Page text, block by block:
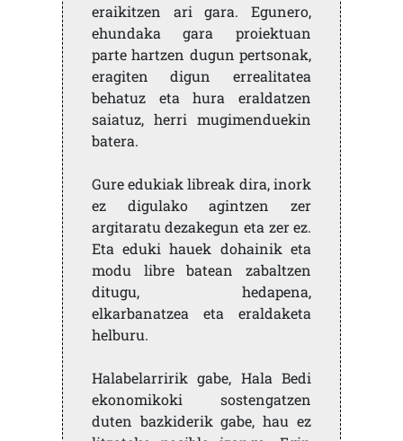
eraikitzen ari gara. Egunero,
ehundaka gara proiektuan
parte hartzen dugun pertsonak,
eragiten digun errealitatea
behatuz eta hura eraldatzen
saiatuz, herri mugimenduekin
batera.
Gure edukiak libreak dira, inork
ez digulako agintzen zer
argitaratu dezakegun eta zer ez.
Eta eduki hauek dohainik eta
modu libre batean zabaltzen
ditugu, hedapena,
elkarbanatzea eta eraldaketa
helburu.
Halabelarririk gabe, Hala Bedi
ekonomikoki sostengatzen
duten bazkiderik gabe, hau ez